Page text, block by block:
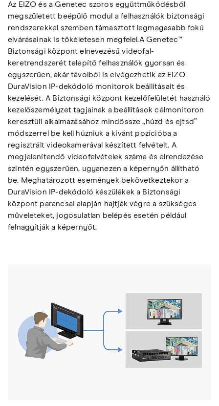
Az EIZO és a Genetec szoros együttműködésből
megszületett beépülő modul a felhasználók biztonsági
rendszerekkel szemben támasztott legmagasabb fokú
elvárásainak is tökéletesen megfelel.A Genetec™
Biztonsági központ elnevezésű videofal-
keretrendszerét telepítő felhasználók gyorsan és
egyszerűen, akár távolból is elvégezhetik az EIZO
DuraVision IP-dekódoló monitorok beállításait és
kezelését. A Biztonsági központ kezelőfelületét használó
kezelőszemélyzet tagjainak a beállítások célmonitoron
keresztüli alkalmazásához mindössze „húzd és ejtsd”
módszerrel be kell húzniuk a kívánt pozícióba a
regisztrált videokamerával készített felvételt. A
megjelenítendő videofelvételek száma és elrendezése
szintén egyszerűen, ugyanezen a képernyőn állítható
be. Meghatározott események bekövetkeztekor a
DuraVision IP-dekódoló készülékek a Biztonsági
központ parancsai alapján hajtják végre a szükséges
műveleteket, jogosulatlan belépés esetén például
felnagyítják a képernyőt.